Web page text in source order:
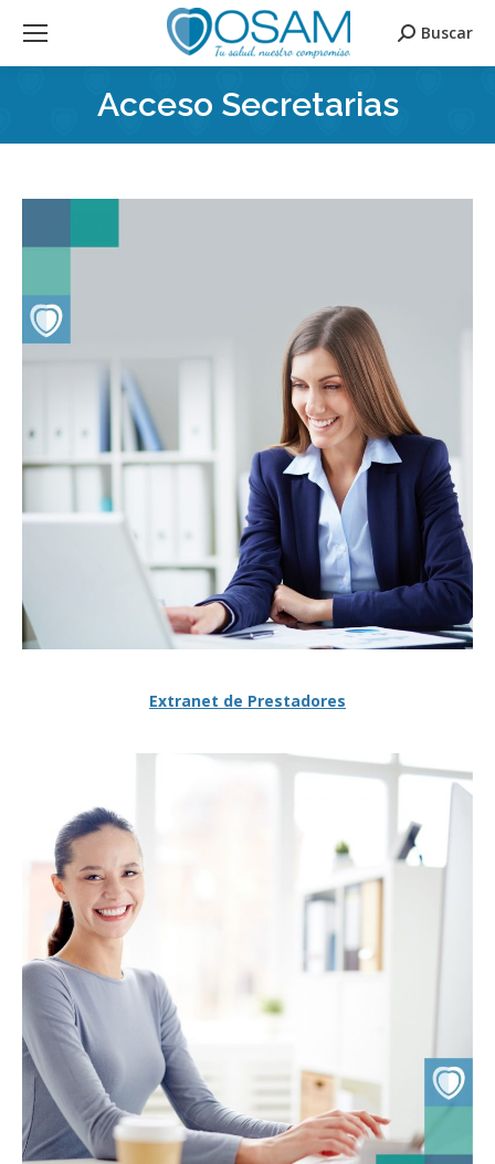
Search:Buscar
Acceso Secretarias
Extranet de Prestadores